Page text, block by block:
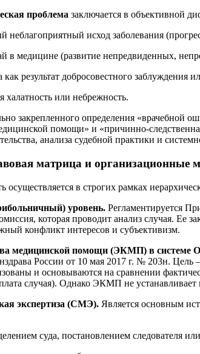
проблема заключается в объективной
неблагоприятный исход заболевания
в медицине (развитие непредвиденных,
результат добросовестного заблуждения
халатность или небрежность.
закрепленного определения «врачебной
помощи» и «причинно-
анализа судебной практики и
матрица и организационные
осуществляется в строгих рамках
уровень. Регламентируется
которая проводит анализ случая. Ее
конфликт интересов и субъективизм.
медицинской помощи (ЭКМП) в системе
России от 10 мая 2017 г. № 203н. Цель
и основываются на сравнении
случая). Однако ЭКМП не устанавливает
экспертиза (СМЭ). Является основным
суда, постановлением следователя